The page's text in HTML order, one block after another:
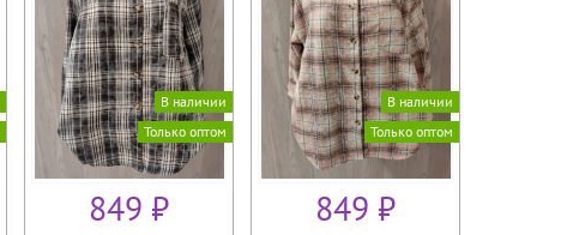
В наличии
Только оптом
849 ₽
В наличии
Только оптом
849 ₽